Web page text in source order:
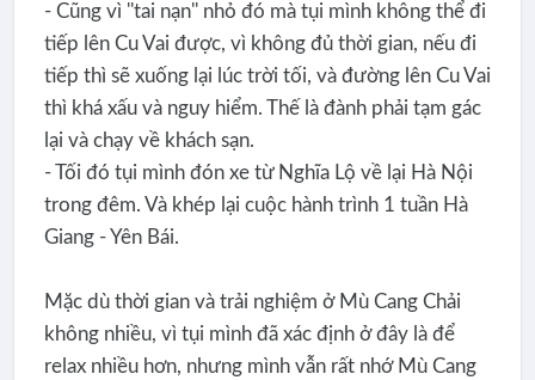
- Cũng vì ''tai nạn'' nhỏ đó mà tụi mình không thể đi
tiếp lên Cu Vai được, vì không đủ thời gian, nếu đi
tiếp thì sẽ xuống lại lúc trời tối, và đường lên Cu Vai
thì khá xấu và nguy hiểm. Thế là đành phải tạm gác
lại và chạy về khách sạn.
- Tối đó tụi mình đón xe từ Nghĩa Lộ về lại Hà Nội
trong đêm. Và khép lại cuộc hành trình 1 tuần Hà
Giang - Yên Bái.
Mặc dù thời gian và trải nghiệm ở Mù Cang Chải
không nhiều, vì tụi mình đã xác định ở đây là để
relax nhiều hơn, nhưng mình vẫn rất nhớ Mù Cang